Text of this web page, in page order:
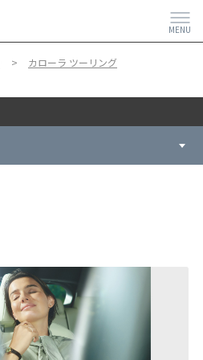
MENU
カローラ ツーリング